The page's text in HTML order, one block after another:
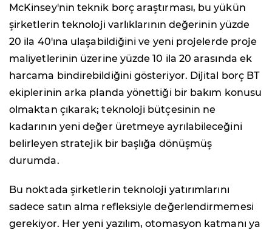
McKinsey'nin teknik borç araştırması, bu yükün
şirketlerin teknoloji varlıklarının değerinin yüzde
20 ila 40'ına ulaşabildiğini ve yeni projelerde proje
maliyetlerinin üzerine yüzde 10 ila 20 arasında ek
harcama bindirebildiğini gösteriyor. Dijital borç BT
ekiplerinin arka planda yönettiği bir bakım konusu
olmaktan çıkarak; teknoloji bütçesinin ne
kadarının yeni değer üretmeye ayrılabileceğini
belirleyen stratejik bir başlığa dönüşmüş
durumda.
Bu noktada şirketlerin teknoloji yatırımlarını
sadece satın alma refleksiyle değerlendirmemesi
gerekiyor. Her yeni yazılım, otomasyon katmanı ya